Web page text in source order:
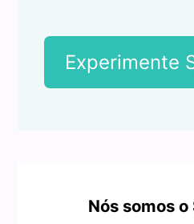
Experimente
Nós somos o